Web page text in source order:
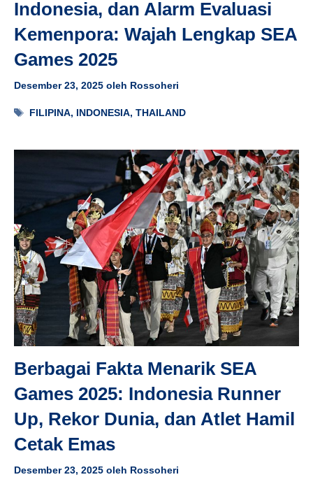
Indonesia, dan Alarm Evaluasi
Kemenpora: Wajah Lengkap SEA
Games 2025
Desember 23, 2025 oleh Rossoheri
Tag
FILIPINA, INDONESIA,THAILAND
Berbagai Fakta Menarik SEA
Games 2025: Indonesia Runner
Up, Rekor Dunia, dan Atlet Hamil
Cetak Emas
Desember 23, 2025 oleh Rossoheri